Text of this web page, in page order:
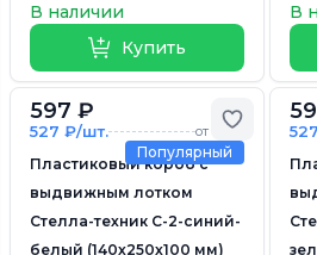
В наличии
Купить
В
Популярный
597 ₽
527 ₽/шт. от 6 шт.
Пластиковый короб с
выдвижным лотком
Стелла-техник С-2-синий-
белый (140х250х100 мм)